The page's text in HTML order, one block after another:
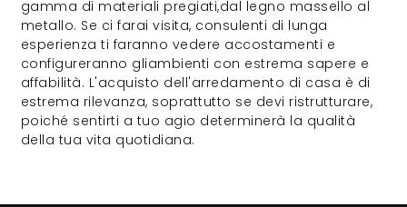
gamma di materiali pregiati,dal legno massello al
metallo. Se ci farai visita, consulenti di lunga
esperienza ti faranno vedere accostamenti e
configureranno gliambienti con estrema sapere e
affabilità. L'acquisto dell'arredamento di casa è di
estrema rilevanza, soprattutto se devi ristrutturare,
poiché sentirti a tuo agio determinerà la qualità
della tua vita quotidiana.